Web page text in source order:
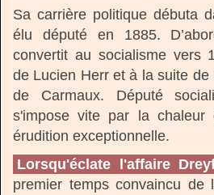
Sa carrière politique débuta
élu député en 1885.
convertit au socialisme vers
de Lucien Herr et à la suite
de Carmaux. Député
s'impose vite par la
érudition exceptionnelle.
Lorsqu'éclate l'affaire
premier temps convaincu de